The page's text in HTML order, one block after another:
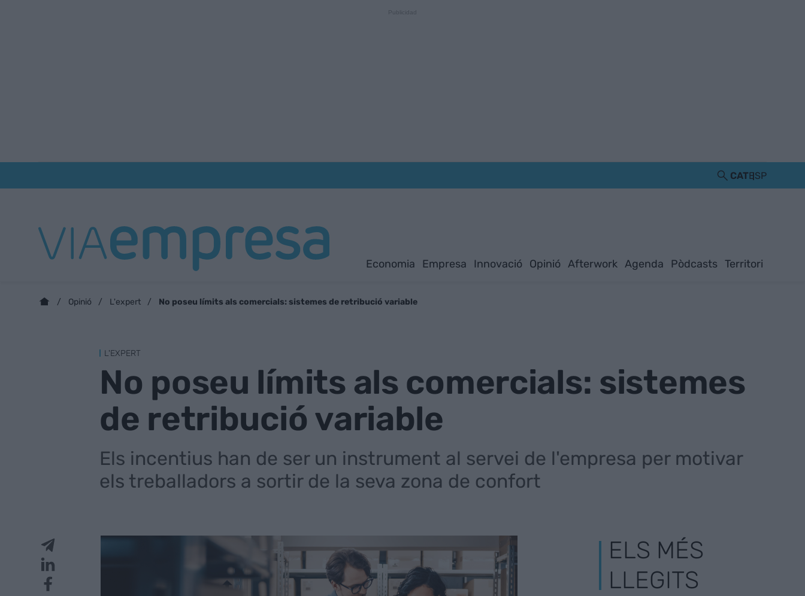
CATESP
Economia Empresa Innovació Opinió Afterwork Agenda Pòdcasts Territori
Opinió L'expert No poseu límits als comercials: sistemes de retribució variable
L'EXPERT
No poseu límits als comercials: sistemes
de retribució variable
Els incentius han de ser un instrument al servei de l'empresa per motivar
els treballadors a sortir de la seva zona de confort
ELS MÉS
LLEGITS